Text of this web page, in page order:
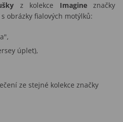
z kolekce Imagineznačky
obrázky fialových motýlků:
úplet),
ze stejné kolekce značky